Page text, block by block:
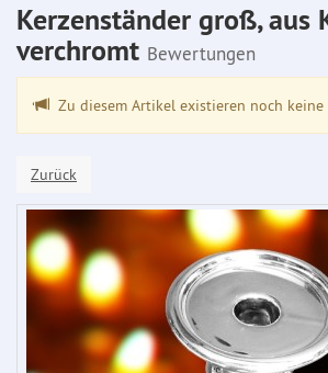
Kerzenständer groß, aus
verchromt Bewertungen
Zu diesem Artikel existieren noch keine
Zurück